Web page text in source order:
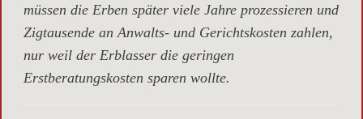
müssen die Erben später viele Jahre prozessieren und
Zigtausende an Anwalts- und Gerichtskosten zahlen,
nur weil der Erblasser die geringen
Erstberatungskosten sparen wollte.